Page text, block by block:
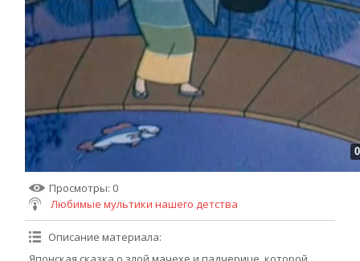
Просмотры: 0
Любимые мультики нашего детства
Описание материала: